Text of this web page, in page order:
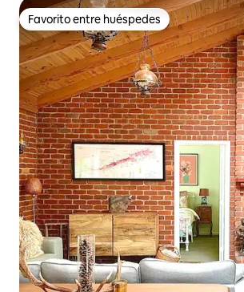
Favorito entre huéspedes
Favorito entre huéspedes